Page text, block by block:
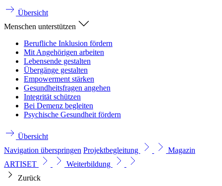
Übersicht
Menschen unterstützen
Berufliche Inklusion fördern
Mit Angehörigen arbeiten
Lebensende gestalten
Übergänge gestalten
Empowerment stärken
Gesundheitsfragen angehen
Integrität schützen
Bei Demenz begleiten
Psychische Gesundheit fördern
Übersicht
Navigation überspringen Projektbegleitung
Magazin
ARTISET
Weiterbildung
Zurück